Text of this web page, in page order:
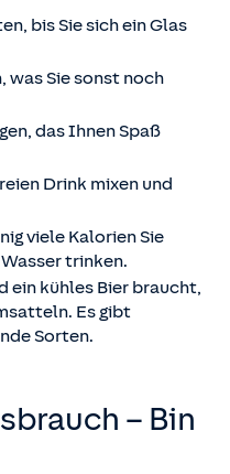
bis Sie sich ein Glas
was Sie sonst noch
das Ihnen Spaß
Drink mixen und
viele Kalorien Sie
trinken.
ein kühles Bier braucht,
Es gibt
Sorten.
– Bin